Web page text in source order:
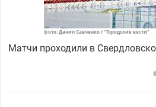
фото: Данил Савченко / "Городские вести"
Матчи проходили в